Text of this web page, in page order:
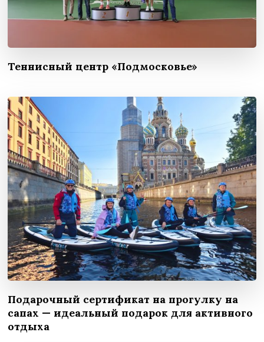
Теннисный центр «Подмосковье»
Подарочный сертификат на прогулку на
сапах — идеальный подарок для активного
отдыха